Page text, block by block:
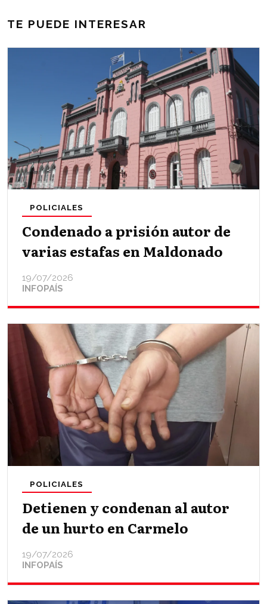
TE PUEDE INTERESAR
Condenado a prisión autor de
varias estafas en Maldonado
INFOPAÍS
POLICIALES
19/07/2026
Detienen y condenan al autor
de un hurto en Carmelo
INFOPAÍS
POLICIALES
19/07/2026